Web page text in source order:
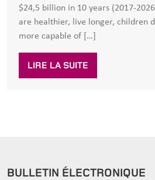
$24,5 billion in 10 years (2017-
are healthier, live longer, children
more capable of […]
LIRE LA SUITE
BULLETIN ÉLECTRONIQUE